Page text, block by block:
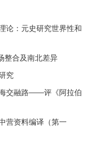
论：元史研究世界性和
整合及南北差异
究
交融路——评《阿拉伯
营资料编译（第一